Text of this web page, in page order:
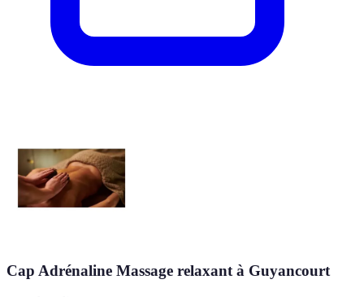
Cap Adrénaline Massage relaxant à Guyancourt